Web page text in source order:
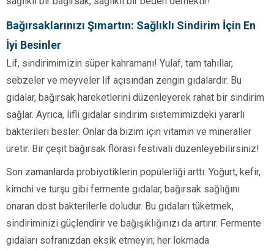
Bağırsaklarınızı Şımartın: Sağlıklı Sindirim İçin En
İyi Besinler
Lif, sindirimimizin süper kahramanı! Yulaf, tam tahıllar,
sebzeler ve meyveler lif açısından zengin gıdalardır. Bu
gıdalar, bağırsak hareketlerini düzenleyerek rahat bir sindirim
sağlar. Ayrıca, lifli gıdalar sindirim sistemimizdeki yararlı
bakterileri besler. Onlar da bizim için vitamin ve mineraller
üretir. Bir çeşit bağırsak florası festivali düzenleyebilirsiniz!
Son zamanlarda probiyotiklerin popülerliği arttı. Yoğurt, kefir,
kimchi ve turşu gibi fermente gıdalar, bağırsak sağlığını
onaran dost bakterilerle doludur. Bu gıdaları tüketmek,
sindiriminizi güçlendirir ve bağışıklığınızı da artırır. Fermente
gıdaları sofranızdan eksik etmeyin; her lokmada